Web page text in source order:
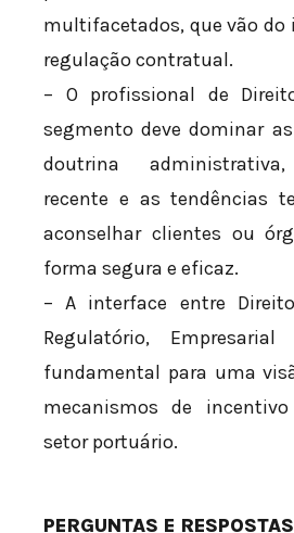
multifacetados, que vão
regulação contratual.
– O profissional de
segmento deve dominar
doutrina
recente e as tendências
aconselhar clientes ou
forma segura e eficaz.
– A interface entre
Regulatório,
fundamental para uma
mecanismos de
setor portuário.
PERGUNTAS E